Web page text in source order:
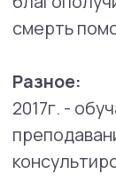
г. Красноярск,
различных
юношеского
гибкости трека
школы молодого